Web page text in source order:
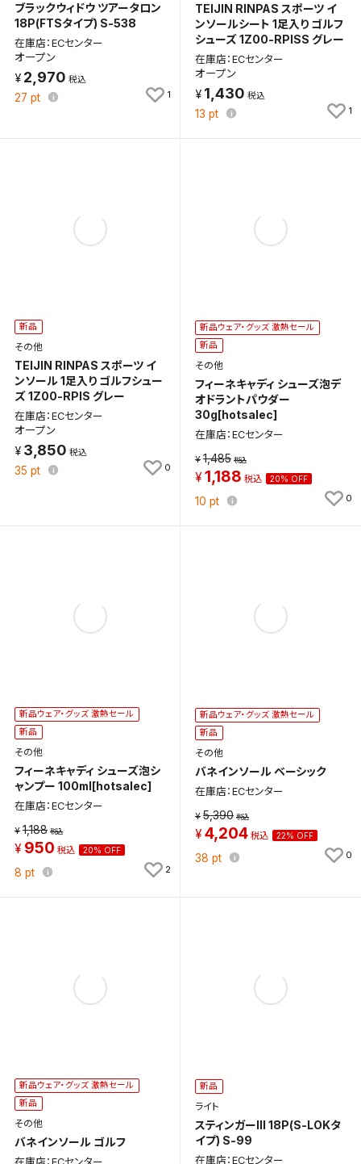
ブラックウィドウ ツアータロン
18P(FTSタイプ) S-538
在庫店：ECセンター
オープン
2,970
27 pt 1
TEIJIN RINPAS スポーツ イ
ンソールシート 1足入り ゴルフ
シューズ 1Z00-RPISS グレー
在庫店：ECセンター
オープン
1,430
13 pt 1
新品
その他
TEIJIN RINPAS スポーツ イ
ンソール 1足入り ゴルフシュー
ズ 1Z00-RPIS グレー
在庫店：ECセンター
オープン
3,850
35 pt 0
新品ウェア・グッズ 激熱セール
新品
その他
フィーネキャディ シューズ泡デ
オドラントパウダー
30g[hotsalec]
在庫店：ECセンター
1,485
1,188 20% OFF
10 pt 0
新品ウェア・グッズ 激熱セール
新品
その他
フィーネキャディ シューズ泡シ
ャンプー 100ml[hotsalec]
在庫店：ECセンター
1,188
950 20% OFF
8 pt 2
新品ウェア・グッズ 激熱セール
新品
その他
バネインソール ベーシック
在庫店：ECセンター
5,390
4,204 22% OFF
38 pt 0
新品ウェア・グッズ 激熱セール
新品
その他
バネインソール ゴルフ
新品
ライト
スティンガーIII 18P(S-LOKタ
イプ) S-99
在庫店：ECセンター
検索条件を保存
この検索条件をマイページ内「保存検索条件一覧」に
保存します。